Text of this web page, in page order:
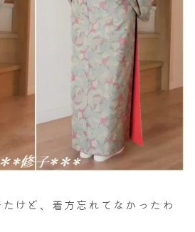
けど、着方忘れてなかったわ